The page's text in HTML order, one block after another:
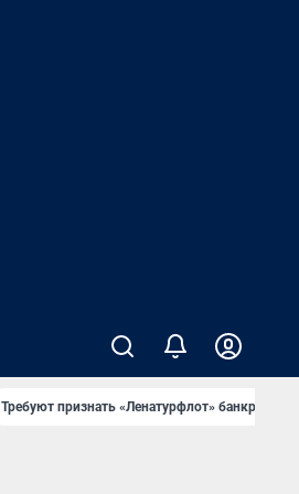
Требуют признать «Ленатурфлот» банкротом